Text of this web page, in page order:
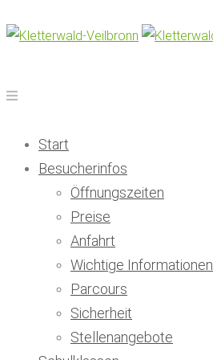
Start
Besucherinfos
Öffnungszeiten
Preise
Anfahrt
Wichtige Informationen
Parcours
Sicherheit
Stellenangebote